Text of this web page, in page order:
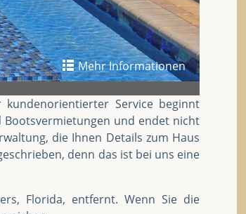
Mehr Informationen
kundenorientierter Service beginnt
Bootsvermietungen und endet nicht
die Ihnen Details zum Haus
denn das ist bei uns eine
Florida, entfernt. Wenn Sie die